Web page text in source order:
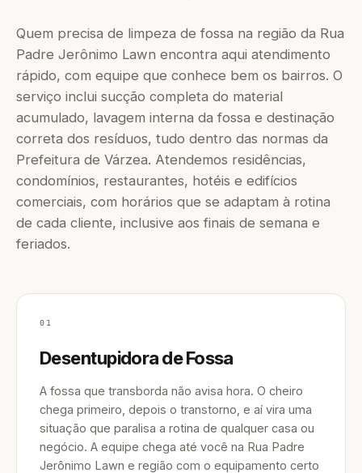
Quem precisa de limpeza de fossa na região da Rua
Padre Jerônimo Lawn encontra aqui atendimento
rápido, com equipe que conhece bem os bairros. O
serviço inclui sucção completa do material
acumulado, lavagem interna da fossa e destinação
correta dos resíduos, tudo dentro das normas da
Prefeitura de Várzea. Atendemos residências,
condomínios, restaurantes, hotéis e edifícios
comerciais, com horários que se adaptam à rotina
de cada cliente, inclusive aos finais de semana e
feriados.
01
Desentupidora de Fossa
A fossa que transborda não avisa hora. O cheiro
chega primeiro, depois o transtorno, e aí vira uma
situação que paralisa a rotina de qualquer casa ou
negócio. A equipe chega até você na Rua Padre
Jerônimo Lawn e região com o equipamento certo